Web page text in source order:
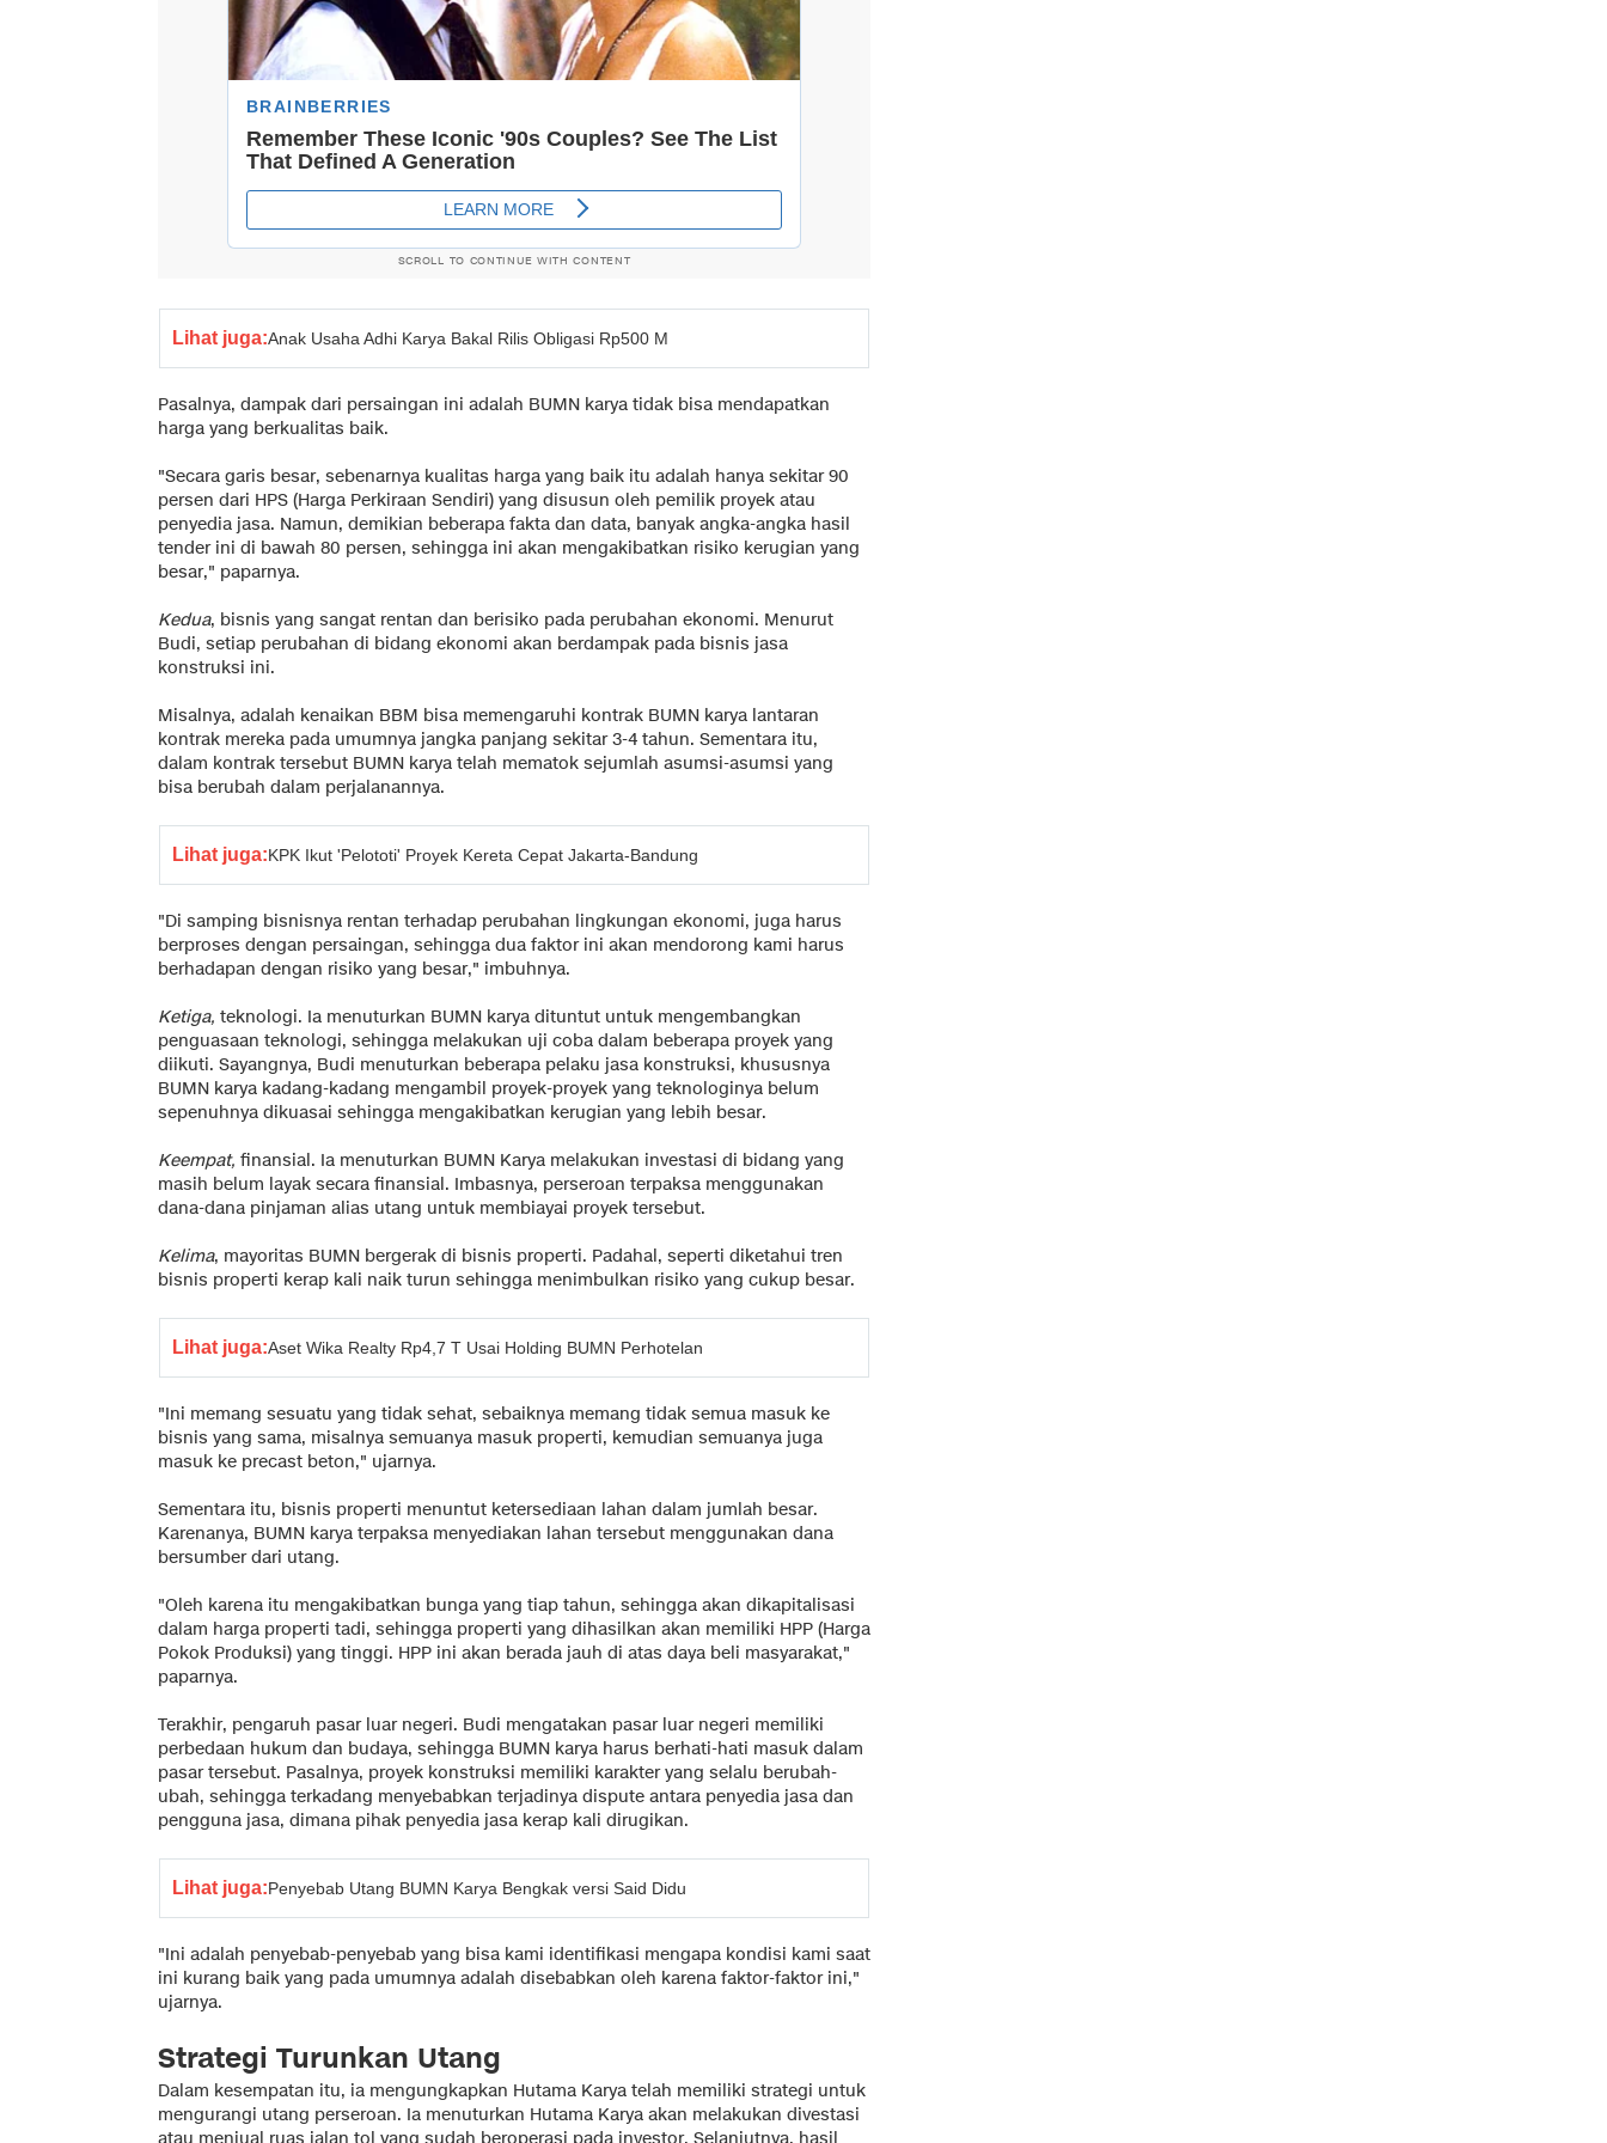
SCROLL TO CONTINUE WITH CONTENT
Lihat juga:Anak Usaha Adhi Karya Bakal Rilis Obligasi Rp500 M
Pasalnya, dampak dari persaingan ini adalah BUMN karya tidak bisa mendapatkan
harga yang berkualitas baik.
"Secara garis besar, sebenarnya kualitas harga yang baik itu adalah hanya sekitar 90
persen dari HPS (Harga Perkiraan Sendiri) yang disusun oleh pemilik proyek atau
penyedia jasa. Namun, demikian beberapa fakta dan data, banyak angka-angka hasil
tender ini di bawah 80 persen, sehingga ini akan mengakibatkan risiko kerugian yang
besar," paparnya.
Kedua, bisnis yang sangat rentan dan berisiko pada perubahan ekonomi. Menurut
Budi, setiap perubahan di bidang ekonomi akan berdampak pada bisnis jasa
konstruksi ini.
Misalnya, adalah kenaikan BBM bisa memengaruhi kontrak BUMN karya lantaran
kontrak mereka pada umumnya jangka panjang sekitar 3-4 tahun. Sementara itu,
dalam kontrak tersebut BUMN karya telah mematok sejumlah asumsi-asumsi yang
bisa berubah dalam perjalanannya.
Lihat juga:KPK Ikut 'Pelototi' Proyek Kereta Cepat Jakarta-Bandung
"Di samping bisnisnya rentan terhadap perubahan lingkungan ekonomi, juga harus
berproses dengan persaingan, sehingga dua faktor ini akan mendorong kami harus
berhadapan dengan risiko yang besar," imbuhnya.
Ketiga, teknologi. Ia menuturkan BUMN karya dituntut untuk mengembangkan
penguasaan teknologi, sehingga melakukan uji coba dalam beberapa proyek yang
diikuti. Sayangnya, Budi menuturkan beberapa pelaku jasa konstruksi, khususnya
BUMN karya kadang-kadang mengambil proyek-proyek yang teknologinya belum
sepenuhnya dikuasai sehingga mengakibatkan kerugian yang lebih besar.
Keempat, finansial. Ia menuturkan BUMN Karya melakukan investasi di bidang yang
masih belum layak secara finansial. Imbasnya, perseroan terpaksa menggunakan
dana-dana pinjaman alias utang untuk membiayai proyek tersebut.
Kelima, mayoritas BUMN bergerak di bisnis properti. Padahal, seperti diketahui tren
bisnis properti kerap kali naik turun sehingga menimbulkan risiko yang cukup besar.
Lihat juga:Aset Wika Realty Rp4,7 T Usai Holding BUMN Perhotelan
"Ini memang sesuatu yang tidak sehat, sebaiknya memang tidak semua masuk ke
bisnis yang sama, misalnya semuanya masuk properti, kemudian semuanya juga
masuk ke precast beton," ujarnya.
Sementara itu, bisnis properti menuntut ketersediaan lahan dalam jumlah besar.
Karenanya, BUMN karya terpaksa menyediakan lahan tersebut menggunakan dana
bersumber dari utang.
"Oleh karena itu mengakibatkan bunga yang tiap tahun, sehingga akan dikapitalisasi
dalam harga properti tadi, sehingga properti yang dihasilkan akan memiliki HPP (Harga
Pokok Produksi) yang tinggi. HPP ini akan berada jauh di atas daya beli masyarakat,"
paparnya.
Terakhir, pengaruh pasar luar negeri. Budi mengatakan pasar luar negeri memiliki
perbedaan hukum dan budaya, sehingga BUMN karya harus berhati-hati masuk dalam
pasar tersebut. Pasalnya, proyek konstruksi memiliki karakter yang selalu berubah-
ubah, sehingga terkadang menyebabkan terjadinya dispute antara penyedia jasa dan
pengguna jasa, dimana pihak penyedia jasa kerap kali dirugikan.
Lihat juga:Penyebab Utang BUMN Karya Bengkak versi Said Didu
"Ini adalah penyebab-penyebab yang bisa kami identifikasi mengapa kondisi kami saat
ini kurang baik yang pada umumnya adalah disebabkan oleh karena faktor-faktor ini,"
ujarnya.
Strategi Turunkan Utang
Dalam kesempatan itu, ia mengungkapkan Hutama Karya telah memiliki strategi untuk
mengurangi utang perseroan. Ia menuturkan Hutama Karya akan melakukan divestasi